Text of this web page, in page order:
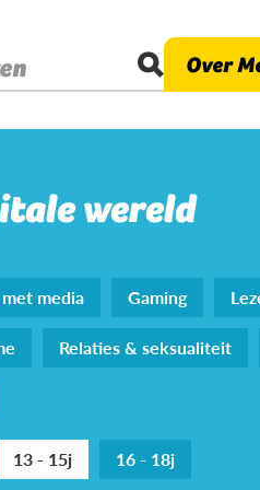
Over
wereld
media Gaming
Relaties & seksualiteit
13 - 15j 16 - 18j